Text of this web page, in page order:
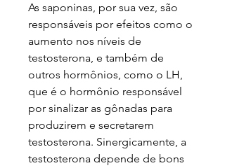
As saponinas, por sua vez, são
responsáveis por efeitos como o
aumento nos níveis de
testosterona, e também de
outros hormônios, como o LH,
que é o hormônio responsável
por sinalizar as gônadas para
produzirem e secretarem
testosterona. Sinergicamente, a
testosterona depende de bons